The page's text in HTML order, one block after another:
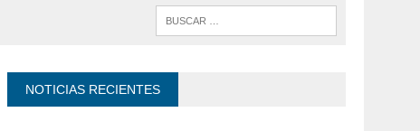
NOTICIAS RECIENTES